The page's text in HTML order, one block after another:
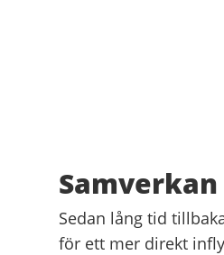
Samverkan
Sedan lång tid
för ett mer direkt